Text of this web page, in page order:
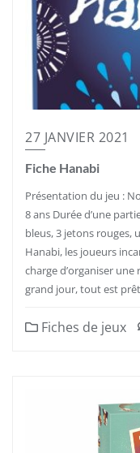
27 JANVIER 2021
Fiche Hanabi
Présentation du jeu :
8 ans Durée d’une
bleus, 3 jetons rouges,
Hanabi, les joueurs
charge d’organiser une
grand jour, tout est
Fiches de jeux